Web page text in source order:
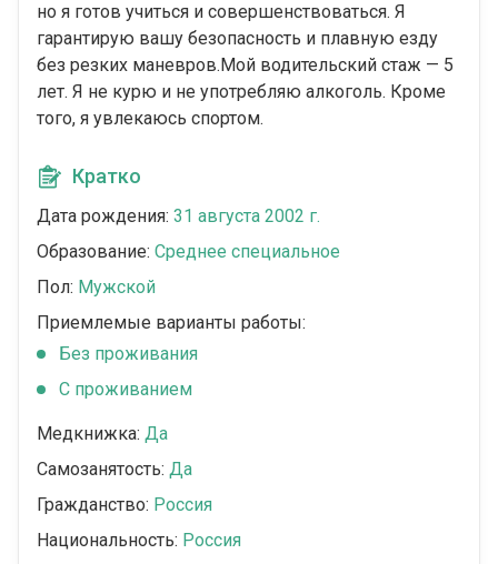
но я готов учиться и совершенствоваться. Я
гарантирую вашу безопасность и плавную езду
без резких маневров.Мой водительский стаж — 5
лет. Я не курю и не употребляю алкоголь. Кроме
того, я увлекаюсь спортом.
Кратко
Дата рождения: 31 августа 2002 г.
Образование: Среднее специальное
Пол: Мужской
Приемлемые варианты работы:
Без проживания
С проживанием
Медкнижка: Да
Самозанятость: Да
Гражданство: Россия
Национальность: Россия